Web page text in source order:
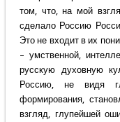
том, что, на мой
сделало Россию
Это не входит в их
– умственной,
русскую духовную
Россию, не видя
формирования,
взгляд, глупейшей